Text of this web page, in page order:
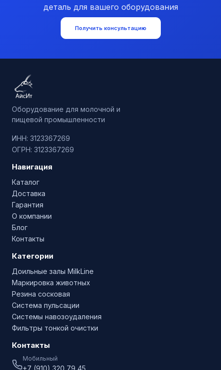
деталь для вашего оборудования
Получить консультацию
Оборудование для молочной и
пищевой промышленности
ИНН: 3123367269
ОГРН: 3123367269
Навигация
Каталог
Доставка
Гарантия
О компании
Блог
Контакты
Категории
Доильные залы MilkLine
Маркировка животных
Резина сосковая
Система пульсации
Системы навозоудаления
Фильтры тонкой очистки
Контакты
Мобильный
+7 (910) 320 79 45